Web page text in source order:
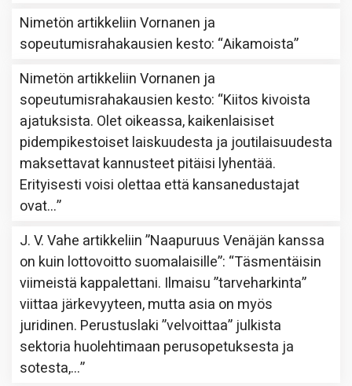
Nimetön artikkeliinVornanen ja
sopeutumisrahakausien kesto: “Aikamoista”
Nimetön artikkeliinVornanen ja
sopeutumisrahakausien kesto: “Kiitos kivoista
ajatuksista. Olet oikeassa, kaikenlaisiset
pidempikestoiset laiskuudesta ja joutilaisuudesta
maksettavat kannusteet pitäisi lyhentää.
Erityisesti voisi olettaa että kansanedustajat
ovat…”
J. V. Vahe artikkeliin”Naapuruus Venäjän kanssa
on kuin lottovoitto suomalaisille”: “Täsmentäisin
viimeistä kappalettani. Ilmaisu ”tarveharkinta”
viittaa järkevyyteen, mutta asia on myös
juridinen. Perustuslaki ”velvoittaa” julkista
sektoria huolehtimaan perusopetuksesta ja
sotesta,…”